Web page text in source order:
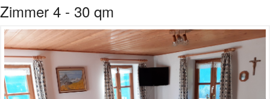
Zimmer 4 - 30 qm